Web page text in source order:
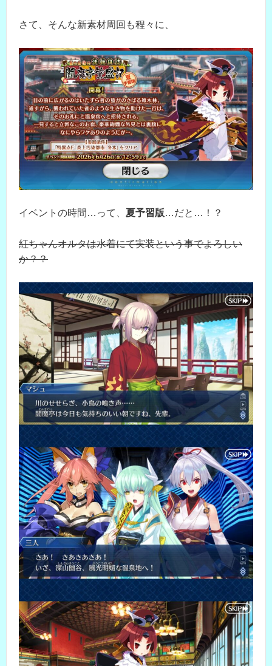
さて、そんな新素材周回も程々に、
イベントの時間…って、 夏予習版…だと…！？
紅ちゃんオルタは水着にて実装という事でよろしい
か？？